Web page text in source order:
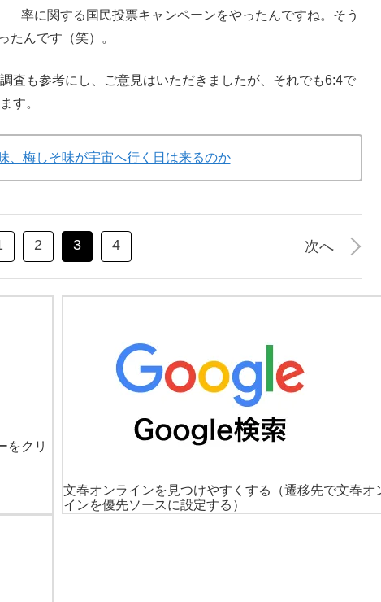
率に関する国民投票キャンペーンをやったんですね。そう
たんです（笑）。
査も参考にし、ご意見はいただきましたが、それでも6:4で
す。
、梅しそ味が宇宙へ行く日は来るのか
2 3 4 次へ
をクリ
文春オンラインを見つけやすくする
（遷移先で文春オ
インを優先ソースに設定する）